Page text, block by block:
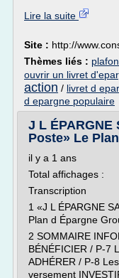
Lire la suite
Site : http://
Thèmes liés :
ouvrir un livret
action / livret d
d epargne populaire
J L ÉPARGNE
Poste» Le
il y a 1 ans
Total affichages :
Transcription
1 «J L ÉPARGNE
Plan d Épargne
2 SOMMAIRE
BÉNÉFICIER / P-7
ADHÉRER / P-8
versement